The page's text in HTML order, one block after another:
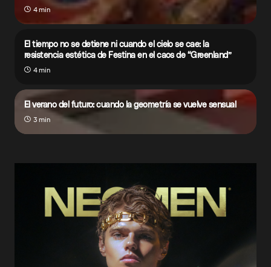
4 min
El tiempo no se detiene ni cuando el cielo se cae: la
resistencia estética de Festina en el caos de “Greenland”
4 min
El verano del futuro: cuando la geometría se vuelve sensual
3 min